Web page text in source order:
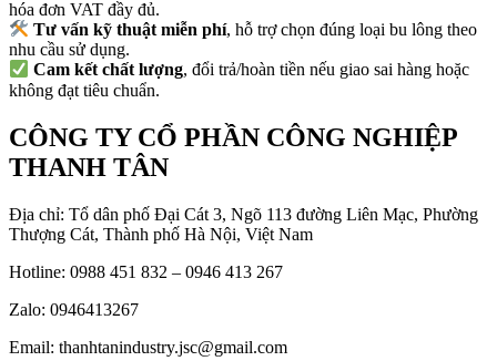
hóa đơn VAT đầy đủ.
Tư vấn kỹ thuật miễn phí, hỗ trợ chọn đúng loại bu lông theo
nhu cầu sử dụng.
Cam kết chất lượng, đổi trả/hoàn tiền nếu giao sai hàng hoặc
không đạt tiêu chuẩn.
CÔNG TY CỔ PHẦN CÔNG NGHIỆP
THANH TÂN
Địa chỉ: Tổ dân phố Đại Cát 3, Ngõ 113 đường Liên Mạc, Phường
Thượng Cát, Thành phố Hà Nội, Việt Nam
Hotline: 0988 451 832 – 0946 413 267
Zalo: 0946413267
Email: thanhtanindustry.jsc@gmail.com